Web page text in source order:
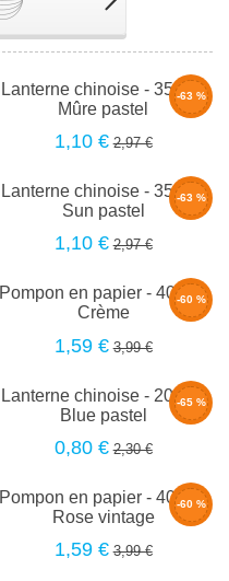
-63 %
Lanterne chinoise - 35cm -
Mûre pastel
1,10 € 2,97 €
-63 %
Lanterne chinoise - 35cm -
Sun pastel
1,10 € 2,97 €
-60 %
Pompon en papier - 40cm -
Crème
1,59 € 3,99 €
-65 %
Lanterne chinoise - 20cm -
Blue pastel
0,80 € 2,30 €
-60 %
Pompon en papier - 40cm -
Rose vintage
1,59 € 3,99 €